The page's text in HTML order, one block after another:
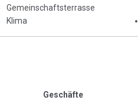
Gemeinschaftsterrasse
Klima
Geschäfte